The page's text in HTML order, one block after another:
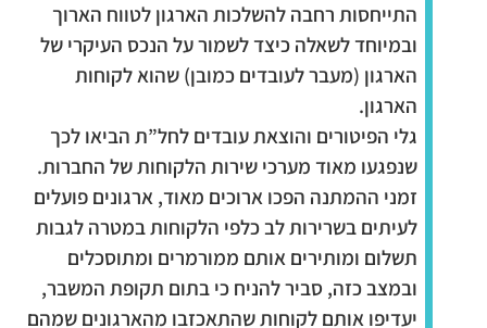
התייחסות רחבה להשלכות הארגון לטווח הארוך
ובמיוחד לשאלה כיצד לשמור על הנכס העיקרי של
הארגון (מעבר לעובדים כמובן) שהוא לקוחות
הארגון.
גלי הפיטורים והוצאת עובדים לחל”ת הביאו לכך
שנפגעו מאוד מערכי שירות הלקוחות של החברות.
זמני ההמתנה הפכו ארוכים מאוד, ארגונים פועלים
לעיתים בשרירות לב כלפי הלקוחות במטרה לגבות
תשלום ומותירים אותם ממורמרים ומתוסכלים
ובמצב כזה, סביר להניח כי בתום תקופת המשבר,
יעדיפו אותם לקוחות שהתאכזבו מהארגונים שמהם